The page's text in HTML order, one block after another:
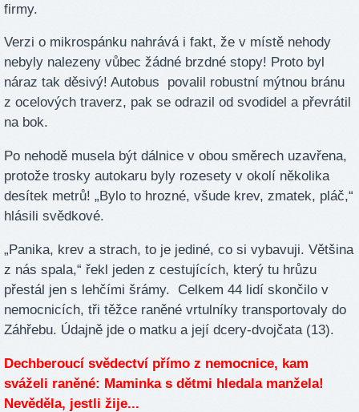
firmy.
Verzi o mikrospánku nahrává i fakt, že v místě nehody
nebyly nalezeny vůbec žádné brzdné stopy! Proto byl
náraz tak děsivý! Autobus povalil robustní mýtnou bránu
z ocelových traverz, pak se odrazil od svodidel a převrátil
na bok.
Po nehodě musela být dálnice v obou směrech uzavřena,
protože trosky autokaru byly rozesety v okolí několika
desítek metrů! „Bylo to hrozné, všude krev, zmatek, pláč,“
hlásili svědkové.
„Panika, krev a strach, to je jediné, co si vybavuji. Většina
z nás spala,“ řekl jeden z cestujících, který tu hrůzu
přestál jen s lehčími šrámy. Celkem 44 lidí skončilo v
nemocnicích, tři těžce raněné vrtulníky transportovaly do
Záhřebu. Údajně jde o matku a její dcery-dvojčata (13).
Dechberoucí svědectví přímo z nemocnice, kam
sváželi raněné: Maminka s dětmi hledala manžela!
Nevěděla, jestli žije...